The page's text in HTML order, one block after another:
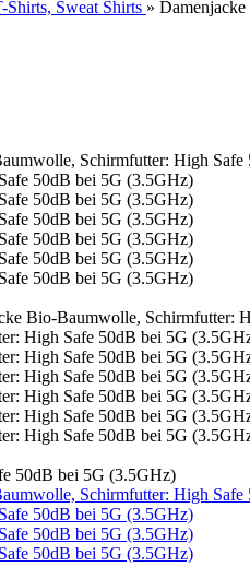
Shirts, Sweat Shirts »
50dB bei 5G (3.5GHz)